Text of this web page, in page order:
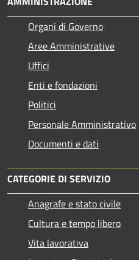
Organi di Governo
Aree Amministrative
Uffici
Enti e fondazioni
Politici
Personale Amministrativo
Documenti e dati
CATEGORIE DI SERVIZIO
Anagrafe e stato civile
Cultura e tempo libero
Vita lavorativa